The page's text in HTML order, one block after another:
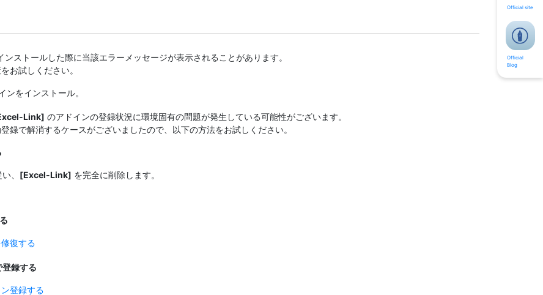
ンストールした際に当該エラーメッセージが表示されることがあります。
お試しください。
ンをインストール。
Link] のアドインの登録状況に環境固有の問題が発生している可能性がございます。
録で解消するケースがございましたので、以下の方法をお試しください。
、 [Excel-Link] を完全に削除します。
復する
録する
登録する
Official site
Official
Blog